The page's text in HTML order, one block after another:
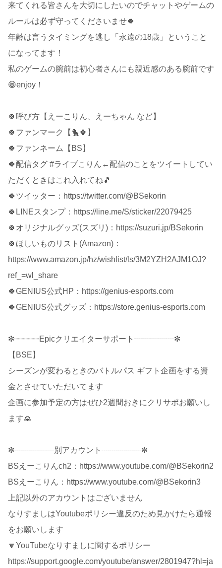
来てくれる皆さんを大切にしたいのでチャットやゲームの
ルールは必ず守ってくださいませ🍀
年齢は言うタイミングを逃し「永遠の18歳」ということ
になってます！
私のゲームの腕前は初心者さんにも親近感のある腕前です
😁enjoy！
🍀呼び方【えーこりん、えーちゃん など】
🍀️ファンマーク【🐤🍀】
🍀️ファンネーム【BS】
🍀配信タグ #ライブこりん←配信のことをツイートしてい
ただくときはこれ入れてね🎵
🍀ツイッター：https://twitter.com/@BSekorin
🍀LINEスタンプ：https://line.me/S/sticker/22079425
🍀オリジナルグッズ(スズリ)：https://suzuri.jp/BSekorin
🍀ほしいものリスト(Amazon)：
https://www.amazon.jp/hz/wishlist/ls/3M2YZH2AJM1OJ?
ref_=wl_share
🍀GENIUS公式HP：https://genius-esports.com
🍀GENIUS公式グッズ：https://store.genius-esports.com
✼┈┈┈┈┈Epicクリエイターサポート┈┈┈┈┈✼
【BSE】
シーズンが変わるときのバトルパス ギフト企画をする資
金とさせていただいてます
企画に参加予定の方はぜひ2週間おきにクリサポお願いし
ます🙏
✼┈┈┈┈┈別アカウント┈┈┈┈┈✼
BSえーこりんch2：https://www.youtube.com/@BSekorin2
BSえーこりん：https://www.youtube.com/@BSekorin3
上記以外のアカウントはございません
なりすましはYoutubeポリシー違反のため見かけたら通報
をお願いします
🔽YouTubeなりすましに関するポリシー
https://support.google.com/youtube/answer/2801947?hl=ja